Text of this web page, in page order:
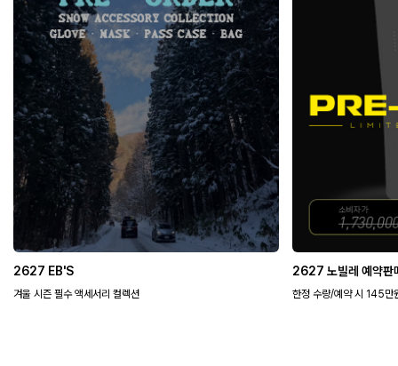
2627 노빌레 예약판매
한정 수량/예약 시 145만원 혜택가
2627 011
PRE-ORDER 15% OFF